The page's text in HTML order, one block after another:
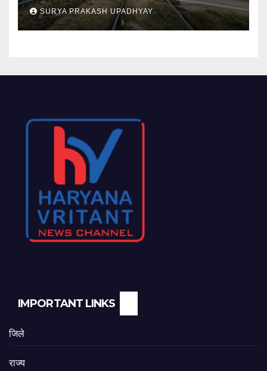
SURYA PRAKASH UPADHYAY
IMPORTANT LINKS
जिले
राज्य